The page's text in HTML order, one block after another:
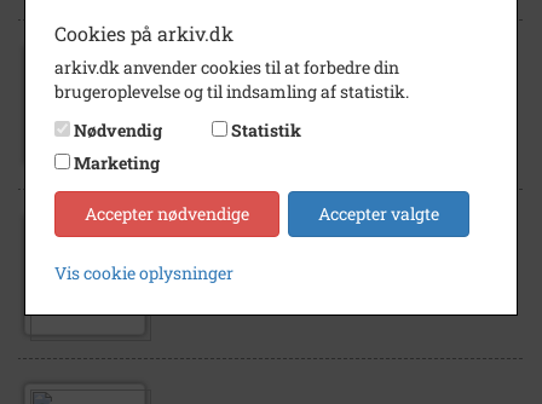
1992
Møde i Tølløse ?
Cookies på arkiv.dk
arkiv.dk anvender cookies til at forbedre din
brugeroplevelse og til indsamling af statistik.
Nødvendig
Statistik
Marketing
Accepter nødvendige Accepter valgte
Vis cookie oplysninger